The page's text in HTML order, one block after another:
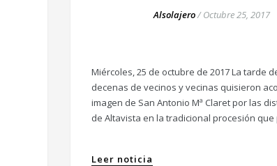
Alsolajero/Octubre 25, 2017
Miércoles, 25 de octubre de 2017 La tarde
decenas de vecinos y vecinas quisieron
imagen de San Antonio Mª Claret por las
de Altavista en la tradicional procesión
Leer noticia